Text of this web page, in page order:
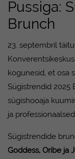
Pussiga:
Brunch
23. septembril
kogunesid, et osa
Sügistrendid 2025
sügishooaja
ja
Sügistrendide
Goddess, Oribe ja